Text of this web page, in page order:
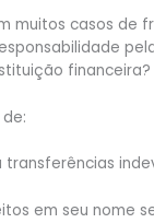
muitos casos de
financeira?
transferências
em seu nome